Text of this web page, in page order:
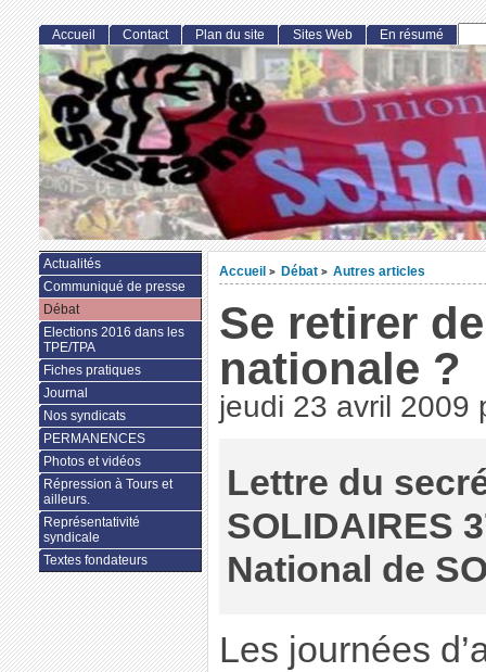
Accueil > Débat > Autres articles
Se retirer
nationale ?
jeudi 23 avril 2009
Lettre du
SOLIDAIRES
National de
Les journées
Accueil Contact Plan du site Sites Web En résumé
Actualités
Communiqué de presse
Débat
Elections 2016 dans les
TPE/TPA
Fiches pratiques
Journal
Nos syndicats
PERMANENCES
Photos et vidéos
Répression à Tours et
ailleurs.
Représentativité
syndicale
Textes fondateurs